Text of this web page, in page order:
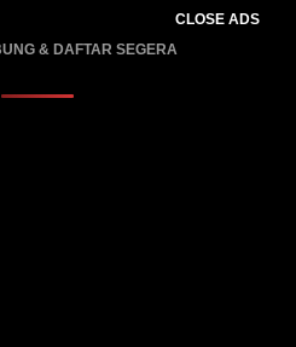
CLOSE ADS
& DAFTAR SEGERA